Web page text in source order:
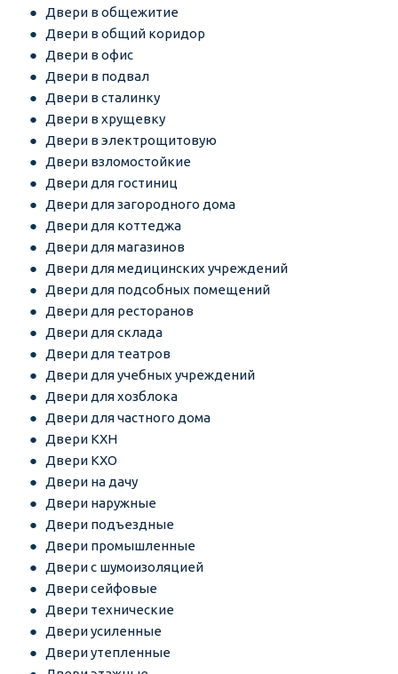
Двери в общежитие
Двери в общий коридор
Двери в офис
Двери в подвал
Двери в сталинку
Двери в хрущевку
Двери в электрощитовую
Двери взломостойкие
Двери для гостиниц
Двери для загородного дома
Двери для коттеджа
Двери для магазинов
Двери для медицинских учреждений
Двери для подсобных помещений
Двери для ресторанов
Двери для склада
Двери для театров
Двери для учебных учреждений
Двери для хозблока
Двери для частного дома
Двери КХН
Двери КХО
Двери на дачу
Двери наружные
Двери подъездные
Двери промышленные
Двери с шумоизоляцией
Двери сейфовые
Двери технические
Двери усиленные
Двери утепленные